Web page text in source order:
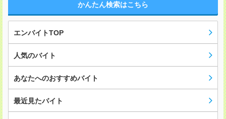
かんたん検索はこちら
エンバイトTOP
人気のバイト
あなたへのおすすめバイト
最近見たバイト